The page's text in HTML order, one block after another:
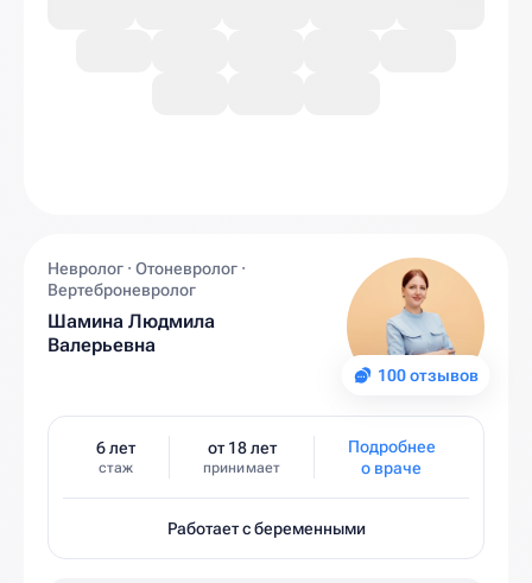
100 отзывов
Невролог · Отоневролог ·
Вертеброневролог
Шамина Людмила
Валерьевна
6 лет
стаж
от 18 лет
принимает
Подробнее
о враче
Работает с беременными